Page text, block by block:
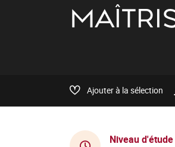
Ajouter à la sélection
Niveau d'étude